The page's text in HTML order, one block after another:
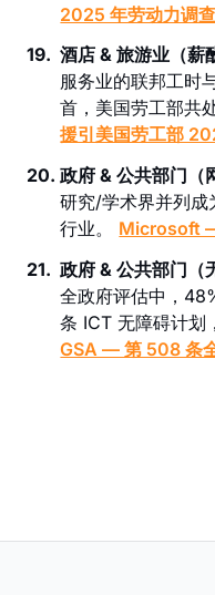
2025 年劳动力调查
19. 酒店 & 旅游业（薪
服务业的联邦工时
首，美国劳工部共
援引美国劳工部
20. 政府 & 公共部门（
研究/学术界并列成
行业。 Microsoft
21. 政府 & 公共部门（
全政府评估中，
条 ICT 无障碍计划
GSA — 第 508 条